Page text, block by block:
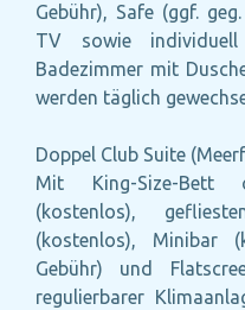
Gebühr), Safe (ggf.
TV sowie individuell
Badezimmer mit
werden täglich
Doppel Club Suite
Mit King-Size-Bett
(kostenlos),
(kostenlos), Minibar
Gebühr) und
regulierbarer